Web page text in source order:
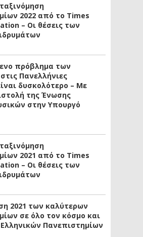
2022 από το Times
– Οι θέσεις των
πρόβλημα των
Πανελλήνιες
δυσκολότερο – Με
της Ένωσης
στην Υπουργό
2021 από το Times
– Οι θέσεις των
2021 των καλύτερων
σε όλο τον κόσμο και
Πανεπιστημίων